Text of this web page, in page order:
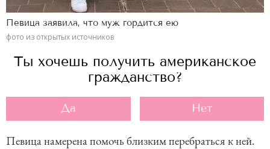
Певица заявила, что муж гордится ею
фото из открытых источников
Ты хочешь получить американское
гражданство?
Да Нет
Певица намерена помочь близким перебраться к ней.